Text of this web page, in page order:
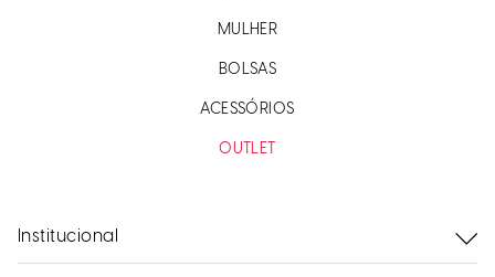
MULHER
BOLSAS
ACESSÓRIOS
OUTLET
Institucional